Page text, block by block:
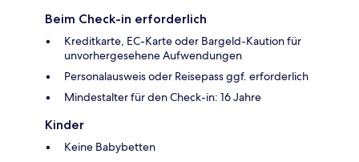
Beim Check-in erforderlich
Kreditkarte, EC-Karte oder Bargeld-Kaution für
unvorhergesehene Aufwendungen
Personalausweis oder Reisepass ggf. erforderlich
Mindestalter für den Check-in: 16 Jahre
Kinder
Keine Babybetten